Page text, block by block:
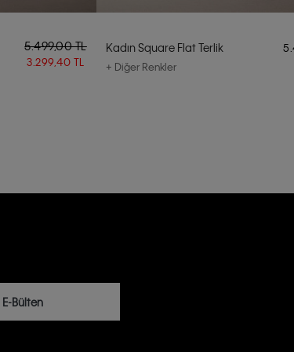
5.499,00 TL
3.299,40 TL
Kadın Square Flat Terlik
+ Diğer Renkler
E-Bülten